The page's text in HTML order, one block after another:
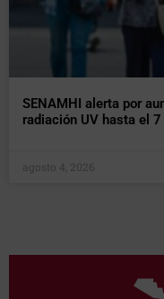
SENAMHI alerta por
radiación UV hasta el
agosto 4, 2026